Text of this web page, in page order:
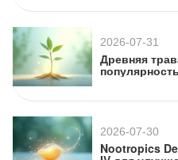
2026-07-31
Древняя
2026-07-30
Nootropics